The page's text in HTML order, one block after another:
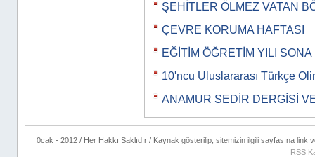
ŞEHİTLER ÖLMEZ VATAN
ÇEVRE KORUMA HAFTASI
EĞİTİM ÖĞRETİM YILI
10'ncu Uluslararası Türkçe
ANAMUR SEDİR DERGİSİ
0cak - 2012 / Her Hakkı Saklıdır / Kaynak gösterilip, sitemizin ilgili sayfasına link
RSS